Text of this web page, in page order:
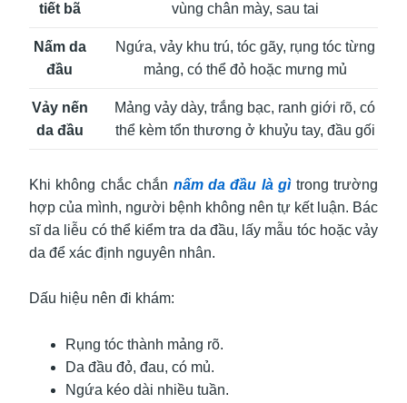
tiết bã
vùng chân mày, sau tai
Nấm da
đầu
Ngứa, vảy khu trú, tóc gãy, rụng tóc từng
mảng, có thể đỏ hoặc mưng mủ
Vảy nến
da đầu
Mảng vảy dày, trắng bạc, ranh giới rõ, có
thể kèm tổn thương ở khuỷu tay, đầu gối
Khi không chắc chắn nấm da đầu là gìtrong trường
hợp của mình, người bệnh không nên tự kết luận. Bác
sĩ da liễu có thể kiểm tra da đầu, lấy mẫu tóc hoặc vảy
da để xác định nguyên nhân.
Dấu hiệu nên đi khám:
Rụng tóc thành mảng rõ.
Da đầu đỏ, đau, có mủ.
Ngứa kéo dài nhiều tuần.